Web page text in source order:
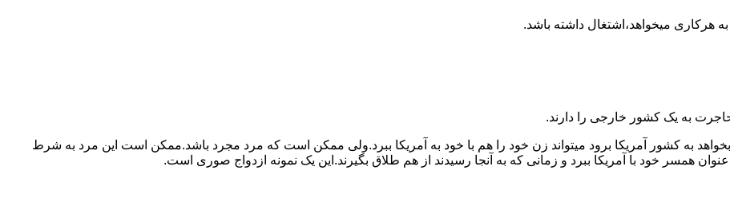
هرکاری میخواهد،اشتغال داشته باشد.
به یک کشور خارجی را دارند.
بخواهد به کشور آمریکا برود میتواند زن خود را هم با خود به آمریکا ببرد.ولی ممکن است که مرد مجرد باشد.ممکن است این مرد به شرط
عنوان همسر خود با آمریکا ببرد و زمانی که به آنجا رسیدند از هم طلاق بگیرند.این یک نمونه ازدواج صوری است.